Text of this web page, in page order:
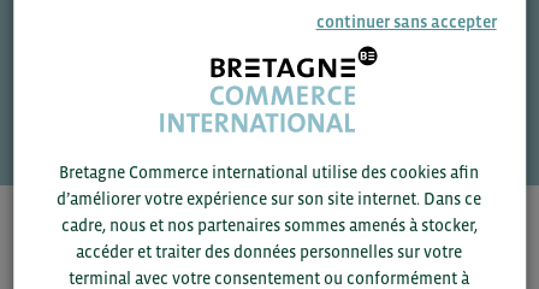
Une question ?
VOS CONTACTS
Pour voir les contacts, merci de renseigner votre
département et votre secteurou connectez-vous.
continuer sans accepter
Bretagne Commerce international utilise des cookies afin
d’améliorer votre expérience sur son site internet. Dans ce
cadre, nous et nos partenaires sommes amenés à stocker,
accéder et traiter des données personnelles sur votre
terminal avec votre consentement ou conformément à